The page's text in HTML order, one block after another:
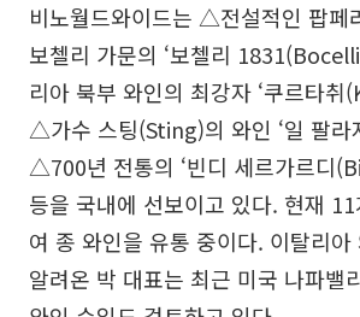
비노월드와이드는 △전설적인 팝페
보첼리 가문의 ‘보첼리
리아 북부 와인의 최강자 ‘쿠르타취
△가수 스팅(Sting)의 와인 ‘일 팔라
△700년 전통의 ‘빈디 세르가르디
등을 국내에 선보이고 있다. 현재
여 종 와인을 유통 중이다. 이탈리아
알려온 박 대표는 최근 미국 나파밸